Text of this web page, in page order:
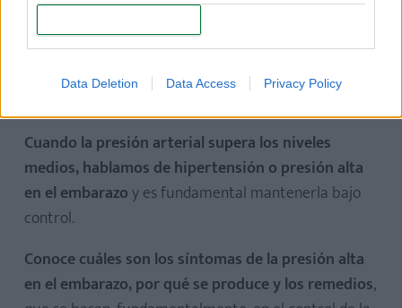
Data Deletion Data Access Privacy Policy
Y es que
los cambios físicos relacionados con esta
etapa pueden alterar los valores de presión sin
previo aviso, llegando a provocar complicaciones
Cuando la presión arterial supera los niveles
medios, hablamos de hipertensión o presión alta
en el embarazoy es fundamental mantenerla bajo
control.
Conoce cuáles son los síntomas de la presión alta
en el embarazo, por qué se produce y los remedios,